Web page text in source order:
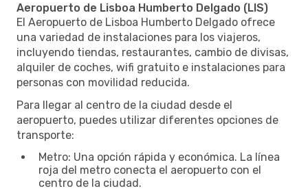
Aeropuerto de Lisboa Humberto Delgado (LIS)
El Aeropuerto de Lisboa Humberto Delgado ofrece
una variedad de instalaciones para los viajeros,
incluyendo tiendas, restaurantes, cambio de divisas,
alquiler de coches, wifi gratuito e instalaciones para
personas con movilidad reducida.
Para llegar al centro de la ciudad desde el
aeropuerto, puedes utilizar diferentes opciones de
transporte:
Metro: Una opción rápida y económica. La línea
roja del metro conecta el aeropuerto con el
centro de la ciudad.